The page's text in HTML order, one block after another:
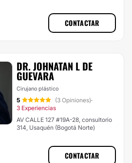
CONTACTAR
DR. JOHNATAN L DE
GUEVARA
Cirujano plástico
5 (3 Opiniones)·
3 Experiencias
AV CALLE 127 #19A-28, consultorio
314, Usaquén (Bogotá Norte)
CONTACTAR